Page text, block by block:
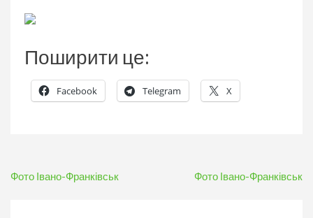
Поширити це:
Facebook Telegram X
Навігація
Фото Івано-Франківськ Фото Івано-Франківськ